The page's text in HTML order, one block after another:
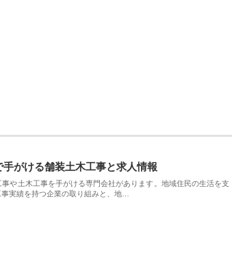
がける舗装土木工事と求人情報
や土木工事を手がける専門会社があります。地域住民の生活を支
実績を持つ企業の取り組みと、地…